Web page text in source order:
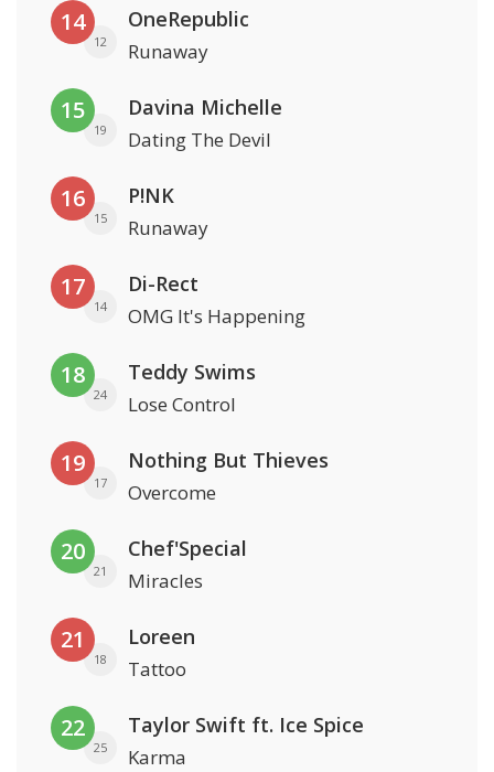
14
12
OneRepublic
Runaway
15
19
Davina Michelle
Dating The Devil
16
15
P!NK
Runaway
17
14
Di-Rect
OMG It's Happening
18
24
Teddy Swims
Lose Control
19
17
Nothing But Thieves
Overcome
20
21
Chef'Special
Miracles
21
18
Loreen
Tattoo
22
25
Taylor Swift ft. Ice Spice
Karma